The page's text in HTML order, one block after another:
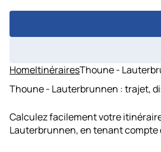
HomeItinérairesThoune -
Thoune - Lauterbrunnen : trajet,
Calculez facilement votre
Lauterbrunnen, en tenant